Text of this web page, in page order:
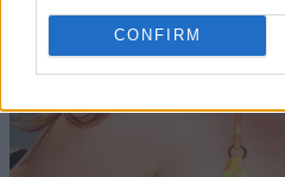
CONFIRM